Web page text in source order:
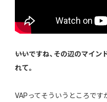
――いいですね、その辺のマイ
れて。
VAPってそういうところですか